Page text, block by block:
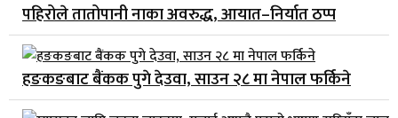
पहिरोले तातोपानी नाका अवरुद्ध, आयात–निर्यात ठप्प
हङकङबाट बैंकक पुगे देउवा, साउन २८ मा नेपाल फर्किने